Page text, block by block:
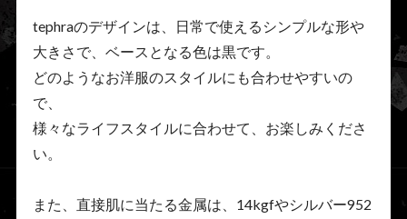
tephraのデザインは、日常で使えるシンプルな形や
大きさで、ベースとなる色は黒です。
どのようなお洋服のスタイルにも合わせやすいの
で、
様々なライフスタイルに合わせて、お楽しみくださ
い。
また、直接肌に当たる金属は、14kgfやシルバー952